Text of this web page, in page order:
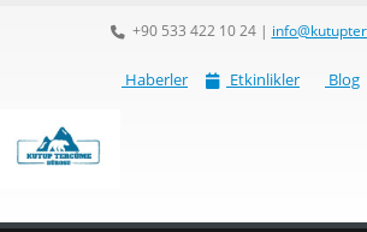
+90 533 422 10 24|
Haberler Etkinlikler Blog